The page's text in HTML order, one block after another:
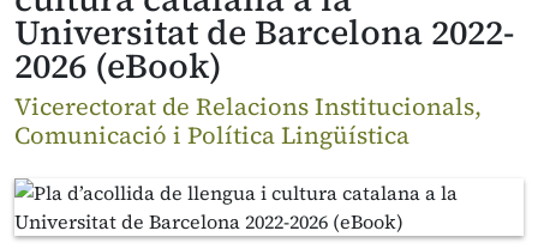
Universitat de Barcelona 2022-
2026 (eBook)
Vicerectorat de Relacions Institucionals,
Comunicació i Política Lingüística